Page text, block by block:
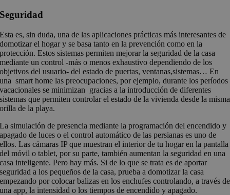
Seguridad
Esta es, sin duda, una de las aplicaciones prácticas más interesantes de
domotizar el hogar y se basa tanto en la prevención como en la
protección. Estos sistemas permiten mejorar la seguridad de la casa
mediante un control -más o menos exhaustivo dependiendo de los
objetivos del usuario- del estado de puertas, ventanas,sistemas… En
una smart home las preocupaciones, por ejemplo, durante los períodos
vacacionales se minimizan gracias a la introducción de diferentes
sistemas que permiten controlar el estado de la vivienda desde la misma
orilla de la playa.
La simulación de presencia mediante la programación del encendido y
apagado de luces o el control automático de las persianas es uno de
ellos. Las cámaras IP que muestran el interior de tu hogar en la pantalla
del móvil o tablet, por su parte, también aumentan la seguridad en una
casa inteligente. Pero hay más. Si de lo que se trata es de aportar
seguridad a los pequeños de la casa, prueba a domotizar la casa
empezando por colocar balizas en los enchufes controlando, a través de
una app, la intensidad o los tiempos de encendido y apagado.